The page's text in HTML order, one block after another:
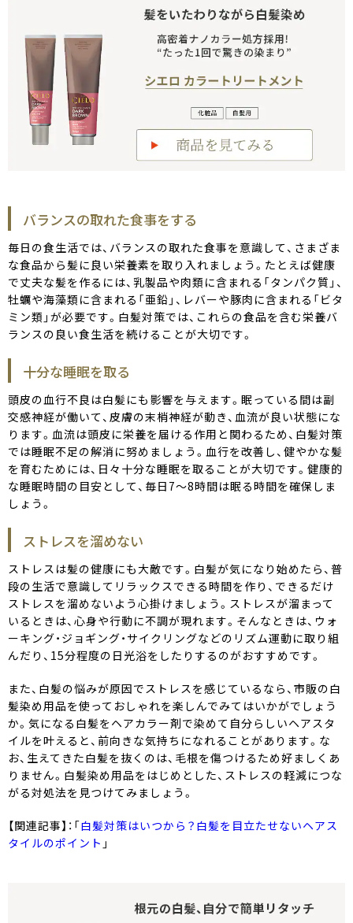
バランスの取れた食事をする
毎日の食生活では、バランスの取れた食事を意識して、さまざま
な食品から髪に良い栄養素を取り入れましょう。たとえば健康
で丈夫な髪を作るには、乳製品や肉類に含まれる「タンパク質」、
牡蠣や海藻類に含まれる「亜鉛」、レバーや豚肉に含まれる「ビタ
ミン類」が必要です。白髪対策では、これらの食品を含む栄養バ
ランスの良い食生活を続けることが大切です。
十分な睡眠を取る
頭皮の血行不良は白髪にも影響を与えます。眠っている間は副
交感神経が働いて、皮膚の末梢神経が動き、血流が良い状態にな
ります。血流は頭皮に栄養を届ける作用と関わるため、白髪対策
では睡眠不足の解消に努めましょう。血行を改善し、健やかな髪
を育むためには、日々十分な睡眠を取ることが大切です。健康的
な睡眠時間の目安として、毎日7～8時間は眠る時間を確保しま
しょう。
ストレスを溜めない
ストレスは髪の健康にも大敵です。白髪が気になり始めたら、普
段の生活で意識してリラックスできる時間を作り、できるだけ
ストレスを溜めないよう心掛けましょう。ストレスが溜まって
いるときは、心身や行動に不調が現れます。そんなときは、ウォ
ーキング・ジョギング・サイクリングなどのリズム運動に取り組
んだり、15分程度の日光浴をしたりするのがおすすめです。
また、白髪の悩みが原因でストレスを感じているなら、市販の白
髪染め用品を使っておしゃれを楽しんでみてはいかがでしょう
か。気になる白髪をヘアカラー剤で染めて自分らしいヘアスタ
イルを叶えると、前向きな気持ちになれることがあります。な
お、生えてきた白髪を抜くのは、毛根を傷つけるため好ましくあ
りません。白髪染め用品をはじめとした、ストレスの軽減につな
がる対処法を見つけてみましょう。
【関連記事】：「白髪対策はいつから？白髪を目立たせないヘアス
タイルのポイント 」